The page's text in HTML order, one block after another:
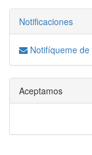
Notificaciones
Notifíqueme
Aceptamos